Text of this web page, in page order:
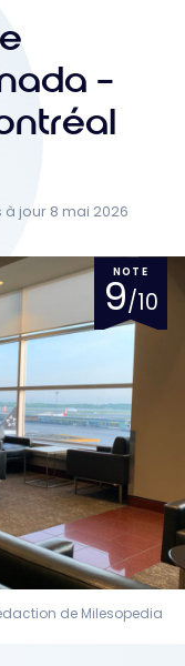
–
à jour 8 mai 2026
NOTE
9/10
de Milesopedia